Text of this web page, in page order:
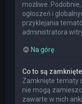
możliwe.
ogłoszeń i
przyklejania
administratora
Na górę
Co to są
Zamknięte tematy
nie mogą
zawarte w nich